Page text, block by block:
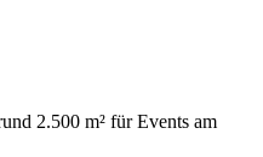
2.500 m² für Events am